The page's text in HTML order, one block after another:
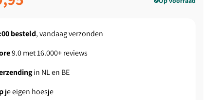
besteld, vandaag verzonden
9.0 met 16.000+ reviews
in NL en BE
je eigen hoesje